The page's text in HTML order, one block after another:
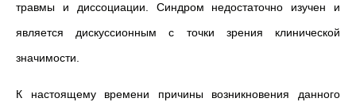
травмы и диссоциации.
Синдром недостаточно изучен и
является дискуссионным с точки зрения клинической
значимости.
К настоящему времени причины возникновения данного